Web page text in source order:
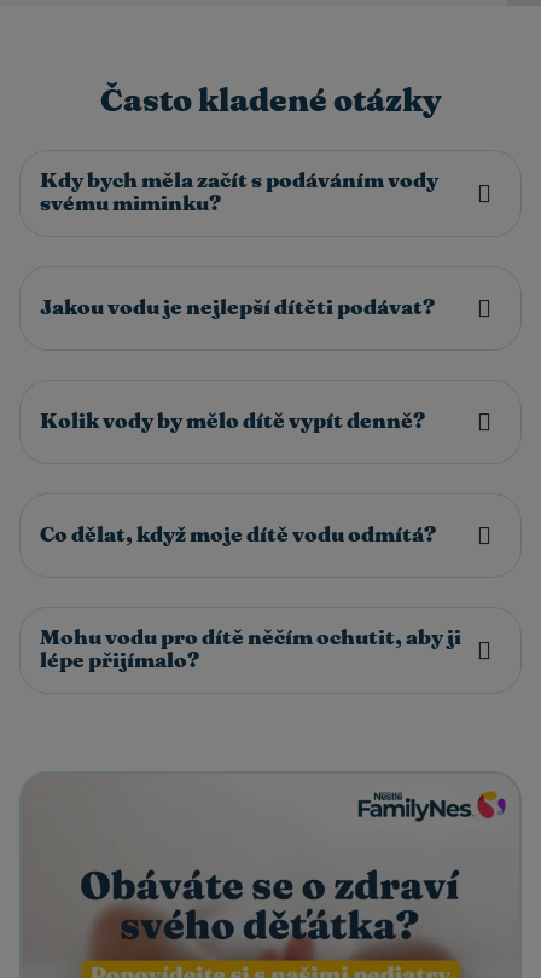
Často kladené otázky
Kdy bych měla začít s podáváním vody
svému miminku?
Jakou vodu je nejlepší dítěti podávat?
Kolik vody by mělo dítě vypít denně?
Co dělat, když moje dítě vodu odmítá?
Mohu vodu pro dítě něčím ochutit, aby ji
lépe přijímalo?